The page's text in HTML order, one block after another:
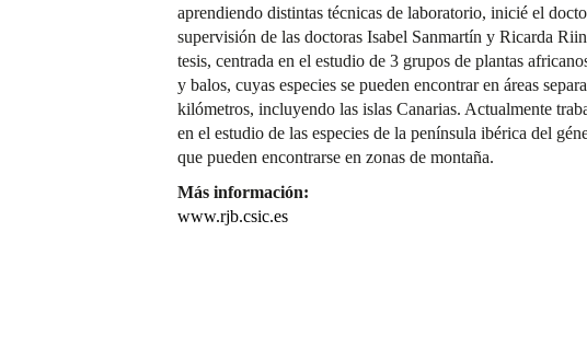
aprendiendo distintas técnicas de laboratorio, inicié el
supervisión de las doctoras Isabel Sanmartín y Ricarda
tesis, centrada en el estudio de 3 grupos de plantas
y balos, cuyas especies se pueden encontrar en áreas
kilómetros, incluyendo las islas Canarias. Actualmente
en el estudio de las especies de la península ibérica del
que pueden encontrarse en zonas de montaña.
Más información:
www.rjb.csic.es